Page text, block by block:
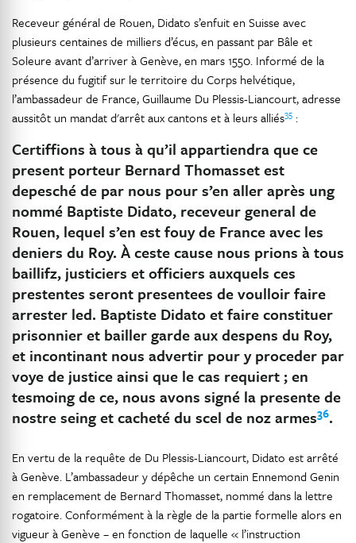
Receveur général de Rouen, Didato s’enfuit en Suisse avec
plusieurs centaines de milliers d’écus, en passant par Bâle et
Soleure avant d’arriver à Genève, en mars 1550. Informé de la
présence du fugitif sur le territoire du Corps helvétique,
l’ambassadeur de France, Guillaume Du Plessis-Liancourt, adresse
aussitôt un mandat d'arrêt aux cantons et à leurs alliés35 :
Certiffions à tous à qu’il appartiendra que ce
present porteur Bernard Thomasset est
depesché de par nous pour s’en aller après ung
nommé Baptiste Didato, receveur general de
Rouen, lequel s’en est fouy de France avec les
deniers du Roy. À ceste cause nous prions à tous
baillifz, justiciers et officiers auxquels ces
prestentes seront presentees de voulloir faire
arrester led. Baptiste Didato et faire constituer
prisonnier et bailler garde aux despens du Roy,
et incontinant nous advertir pour y proceder par
voye de justice ainsi que le cas requiert ; en
tesmoing de ce, nous avons signé la presente de
nostre seing et cacheté du scel de noz armes36.
En vertu de la requête de Du Plessis-Liancourt, Didato est arrêté
à Genève. L’ambassadeur y dépêche un certain Ennemond Genin
en remplacement de Bernard Thomasset, nommé dans la lettre
rogatoire. Conformément à la règle de la partie formelle alors en
vigueur à Genève – en fonction de laquelle « l’instruction